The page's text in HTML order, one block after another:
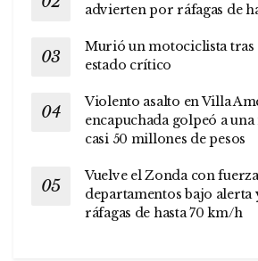
advierten por ráfagas de
Murió un motociclista tras
estado crítico
Violento asalto en Villa
encapuchada golpeó a
casi 50 millones de pesos
Vuelve el Zonda con
departamentos bajo alerta
ráfagas de hasta 70 km/h